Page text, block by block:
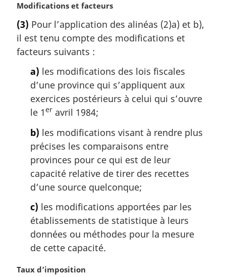
N
t
e
m
Modifications et facteurs
(3) Pour l’application des alinéas (2)a) et b),
il est tenu compte des modifications et
facteurs suivants :
a) les modifications des lois fiscales
d’une province qui s’appliquent aux
exercices postérieurs à celui qui s’ouvre
le 1er avril 1984;
b) les modifications visant à rendre plus
précises les comparaisons entre
provinces pour ce qui est de leur
capacité relative de tirer des recettes
d’une source quelconque;
c) les modifications apportées par les
établissements de statistique à leurs
données ou méthodes pour la mesure
de cette capacité.
N
Taux d’imposition